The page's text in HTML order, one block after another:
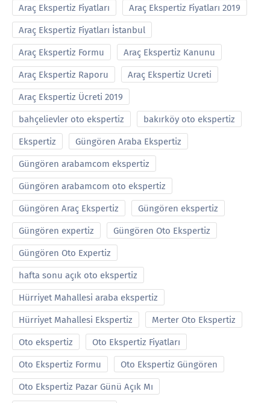
Araç Ekspertiz Fiyatları Araç Ekspertiz Fiyatları 2019
Araç Ekspertiz Fiyatları İstanbul
Araç Ekspertiz Formu Araç Ekspertiz Kanunu
Araç Ekspertiz Raporu Araç Ekspertiz Ucreti
Araç Ekspertiz Ücreti 2019
bahçelievler oto ekspertiz bakırköy oto ekspertiz
Ekspertiz Güngören Araba Ekspertiz
Güngören arabamcom ekspertiz
Güngören arabamcom oto ekspertiz
Güngören Araç Ekspertiz Güngören ekspertiz
Güngören expertiz Güngören Oto Ekspertiz
Güngören Oto Expertiz
hafta sonu açık oto ekspertiz
Hürriyet Mahallesi araba ekspertiz
Hürriyet Mahallesi Ekspertiz Merter Oto Ekspertiz
Oto ekspertiz Oto Ekspertiz Fiyatları
Oto Ekspertiz Formu Oto Ekspertiz Güngören
Oto Ekspertiz Pazar Günü Açık Mı